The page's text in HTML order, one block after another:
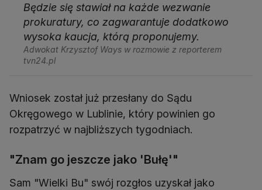
Będzie się stawiał na każde wezwanie
prokuratury, co zagwarantuje dodatkowo
wysoka kaucja, którą proponujemy.
Adwokat Krzysztof Ways w rozmowie z reporterem
tvn24.pl
Wniosek został już przesłany do Sądu
Okręgowego w Lublinie, który powinien go
rozpatrzyć w najbliższych tygodniach.
"Znam go jeszcze jako 'Bułę'"
Sam "Wielki Bu" swój rozgłos uzyskał jako